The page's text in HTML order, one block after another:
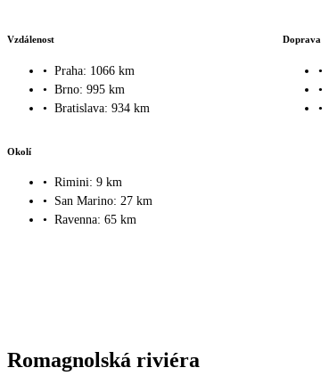
Vzdálenost
• Praha: 1066 km
• Brno: 995 km
• Bratislava: 934 km
Doprava
•
•
•
Okolí
• Rimini: 9 km
•
San Marino: 27 km
• Ravenna: 65 km
Romagnolská riviéra